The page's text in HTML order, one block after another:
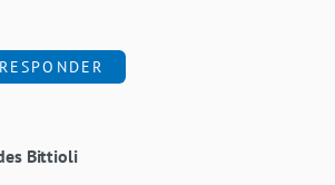
RESPONDER
Bittioli